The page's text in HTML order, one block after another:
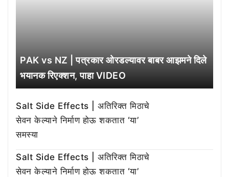
PAK vs NZ | पत्रकार ओरडल्यावर बाबर आझमने दिले
भयानक रिएक्शन, पाहा VIDEO
Salt Side Effects | अतिरिक्त मिठाचे
सेवन केल्याने निर्माण होऊ शकतात ‘या’
समस्या
Salt Side Effects | अतिरिक्त मिठाचे
सेवन केल्याने निर्माण होऊ शकतात ‘या’